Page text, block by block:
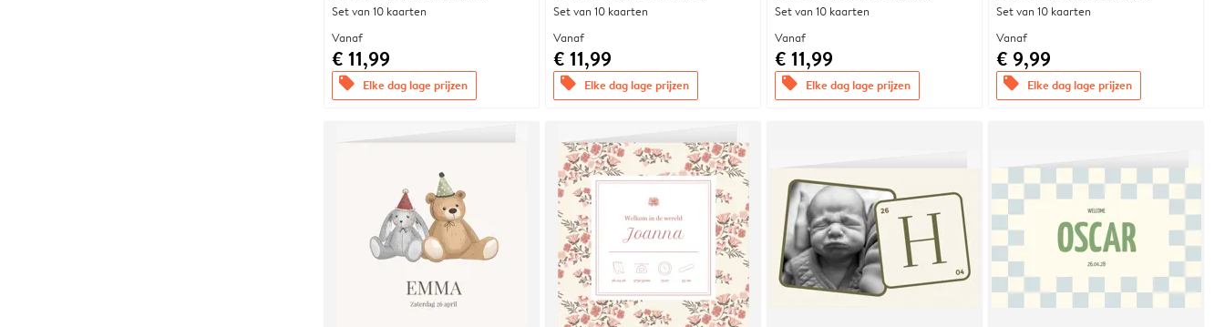
Set van 10 kaarten
Vanaf
€ 11,99
offers Elke dag lage prijzen
Set van 10 kaarten
Vanaf
€ 11,99
offers Elke dag lage prijzen
Set van 10 kaarten
Vanaf
€ 11,99
offers Elke dag lage prijzen
Set van 10 kaarten
Vanaf
€ 9,99
offers Elke dag lage prijzen